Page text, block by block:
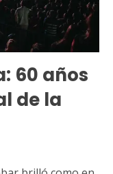
60 años
de la